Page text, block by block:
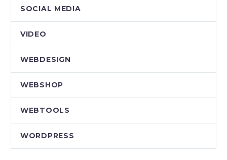
SOCIAL MEDIA
VIDEO
WEBDESIGN
WEBSHOP
WEBTOOLS
WORDPRESS